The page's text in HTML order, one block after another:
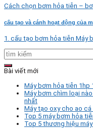
Cách chọn bơm hỏa tiễn –
cấu tạo và cánh hoạt động của
1. cấu tạo bơm hỏa tiễn Máy
Bài viết mới
Máy bơm hỏa tiễn 1hp
Máy bơm chìm loại
nhất
Máy tạo oxy cho ao
Top 5 máy bơm hỏa
Top 5 thương hiệu